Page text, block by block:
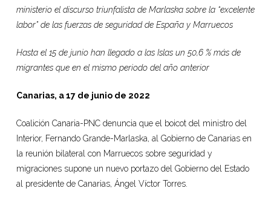
ministerio el discurso triunfalista de Marlaska sobre la “excelente
labor” de las fuerzas de seguridad de España y Marruecos
Hasta el 15 de junio han llegado a las Islas un 50,6 % más de
migrantes que en el mismo periodo del año anterior
Canarias, a 17 de junio de 2022
Coalición Canaria-PNC denuncia que el boicot del ministro del
Interior, Fernando Grande-Marlaska, al Gobierno de Canarias en
la reunión bilateral con Marruecos sobre seguridad y
migraciones supone un nuevo portazo del Gobierno del Estado
al presidente de Canarias, Ángel Víctor Torres.